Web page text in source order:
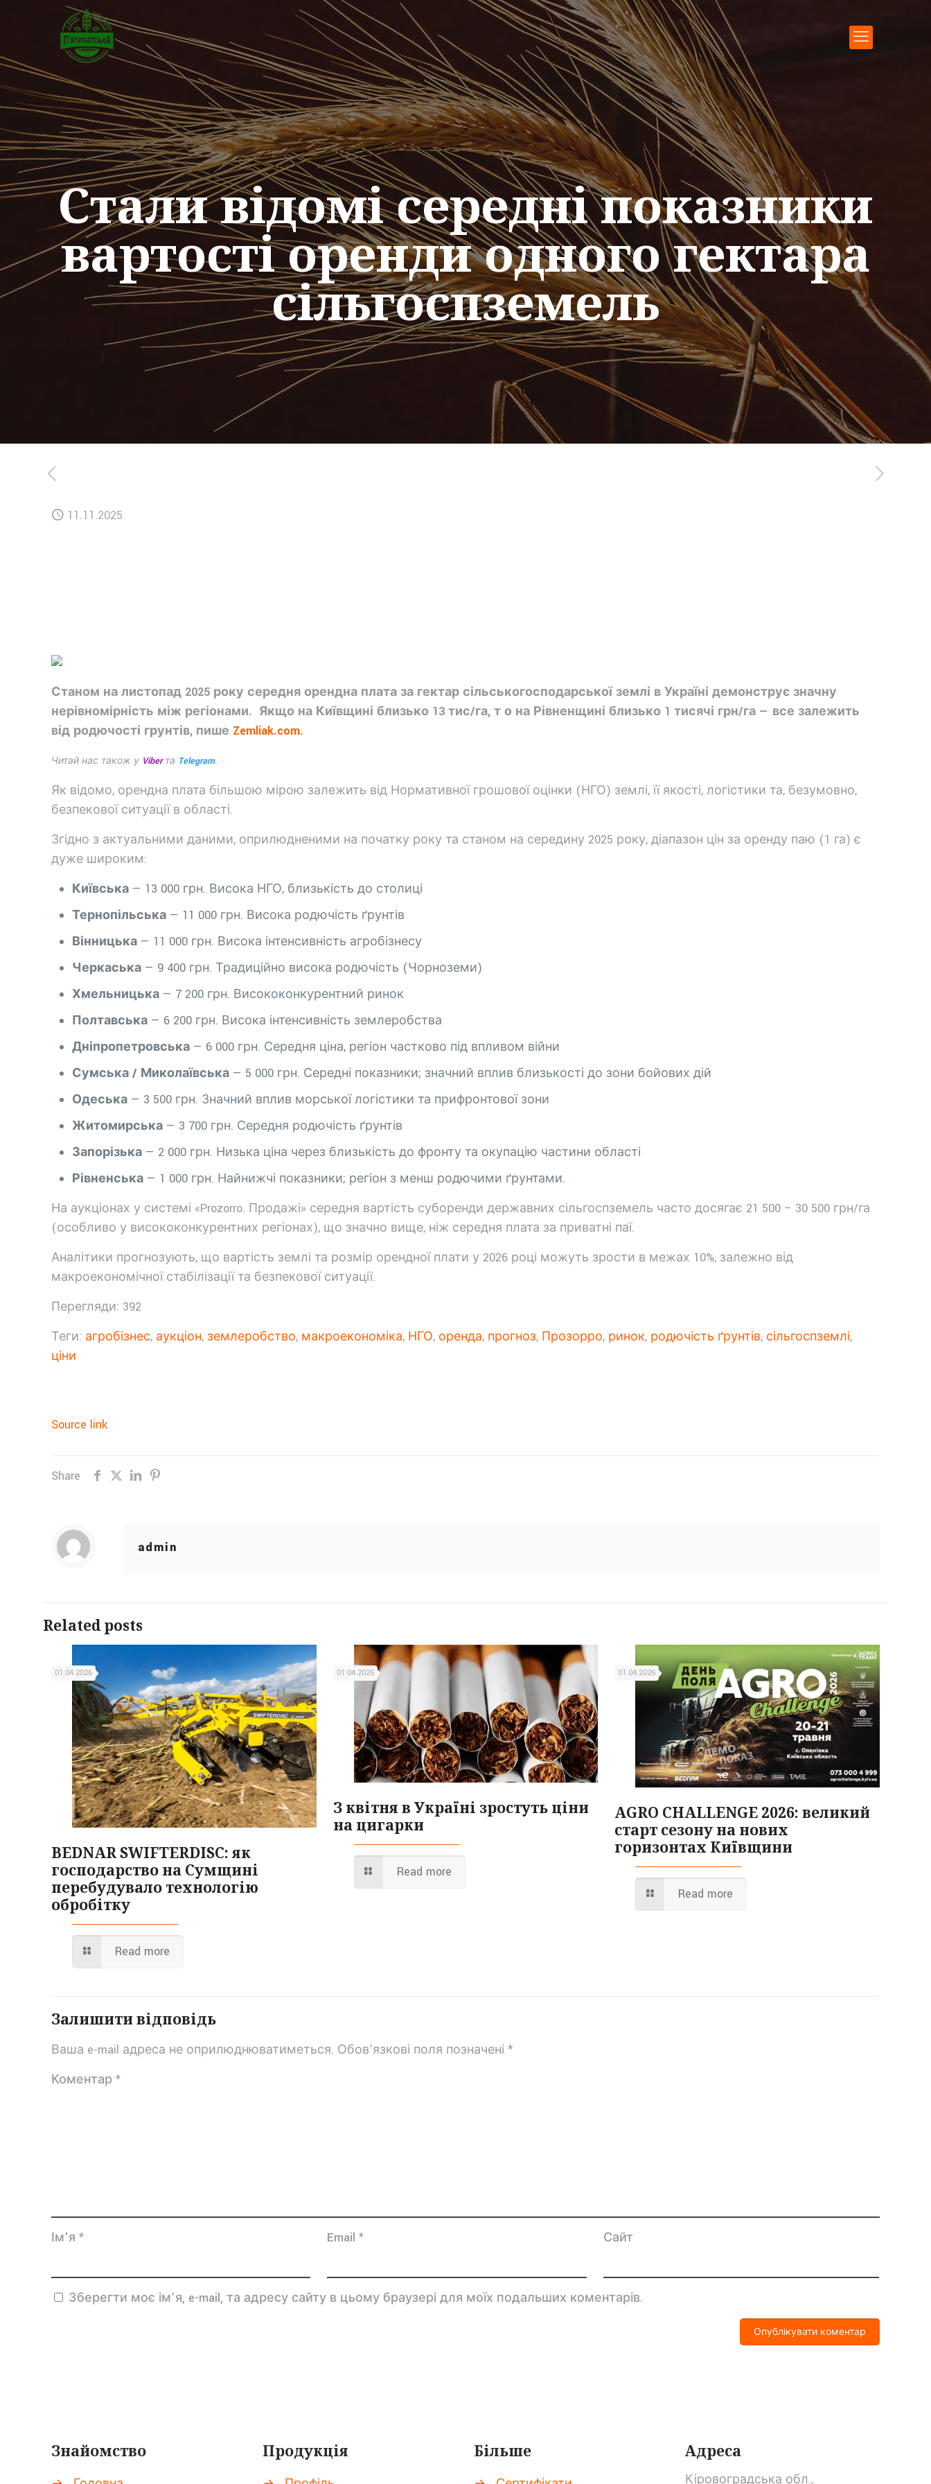
Стали відомі середні показники
вартості оренди одного гектара
сільгоспземель
11.11.2025
Станом на листопад 2025 року середня орендна плата за гектар сільськогосподарської землі в Україні демонструє значну
нерівномірність між регіонами. Якщо на Київщині близько 13 тис/га, т о на Рівненщині близько 1 тисячі грн/га — все залежить
від родючості грунтів, пише Zemliak.com.
Читай нас також у Viberта Telegram.
Як відомо, орендна плата більшою мірою залежить від Нормативної грошової оцінки (НГО) землі, її якості, логістики та, безумовно,
безпекової ситуації в області.
Згідно з актуальними даними, оприлюдненими на початку року та станом на середину 2025 року, діапазон цін за оренду паю (1 га) є
дуже широким:
Київська — 13 000 грн. Висока НГО, близькість до столиці
Тернопільська — 11 000 грн. Висока родючість ґрунтів
Вінницька — 11 000 грн. Висока інтенсивність агробізнесу
Черкаська — 9 400 грн. Традиційно висока родючість (Чорноземи)
Хмельницька — 7 200 грн. Висококонкурентний ринок
Полтавська — 6 200 грн. Висока інтенсивність землеробства
Дніпропетровська — 6 000 грн. Середня ціна, регіон частково під впливом війни
Сумська / Миколаївська — 5 000 грн. Середні показники; значний вплив близькості до зони бойових дій
Одеська — 3 500 грн. Значний вплив морської логістики та прифронтової зони
Житомирська — 3 700 грн. Середня родючість ґрунтів
Запорізька — 2 000 грн. Низька ціна через близькість до фронту та окупацію частини області
Рівненська — 1 000 грн. Найнижчі показники; регіон з менш родючими ґрунтами.
На аукціонах у системі «Prozorro. Продажі» середня вартість суборенди державних сільгоспземель часто досягає 21 500 – 30 500 грн/га
(особливо у висококонкурентних регіонах), що значно вище, ніж середня плата за приватні паї.
Аналітики прогнозують, що вартість землі та розмір орендної плати у 2026 році можуть зрости в межах 10%, залежно від
макроекономічної стабілізації та безпекової ситуації.
Перегляди: 392
Теги: агробізнес, аукціон, землеробство, макроекономіка, НГО, оренда, прогноз, Прозорро, ринок, родючість ґрунтів, сільгоспземлі,
ціни
Source link
Share
admin
Related posts
01.04.2026
BEDNAR SWIFTERDISC: як
господарство на Сумщині
перебудувало технологію
обробітку
Read more
01.04.2026
З квітня в Україні зростуть ціни
на цигарки
Read more
01.04.2026
AGRO CHALLENGE 2026: великий
старт сезону на нових
горизонтах Київщини
Read more
Залишити відповідь
Ваша e-mail адреса не оприлюднюватиметься. Обов’язкові поля позначені *
Коментар *
Ім'я * Email* Сайт
Зберегти моє ім'я, e-mail, та адресу сайту в цьому браузері для моїх подальших коментарів.
Знайомство Продукція Більше Адреса
Кіровоградська обл.,